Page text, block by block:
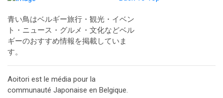
青い鳥はベルギー旅行・観光・イベン
ト・ニュース・グルメ・文化などベル
ギーのおすすめ情報を掲載していま
す。
Aoitori est le média pour la
communauté Japonaise en Belgique.